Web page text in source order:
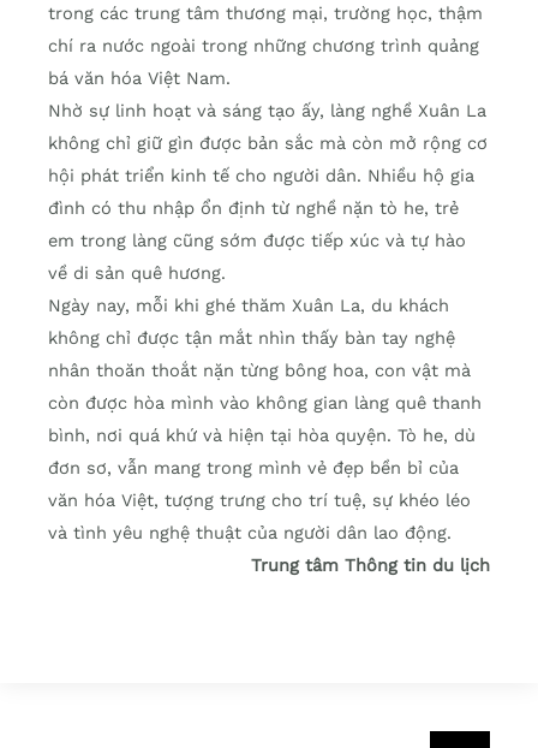
trong các trung tâm thương mại, trường học, thậm
chí ra nước ngoài trong những chương trình quảng
bá văn hóa Việt Nam.
Nhờ sự linh hoạt và sáng tạo ấy, làng nghề Xuân La
không chỉ giữ gìn được bản sắc mà còn mở rộng cơ
hội phát triển kinh tế cho người dân. Nhiều hộ gia
đình có thu nhập ổn định từ nghề nặn tò he, trẻ
em trong làng cũng sớm được tiếp xúc và tự hào
về di sản quê hương.
Ngày nay, mỗi khi ghé thăm Xuân La, du khách
không chỉ được tận mắt nhìn thấy bàn tay nghệ
nhân thoăn thoắt nặn từng bông hoa, con vật mà
còn được hòa mình vào không gian làng quê thanh
bình, nơi quá khứ và hiện tại hòa quyện. Tò he, dù
đơn sơ, vẫn mang trong mình vẻ đẹp bền bỉ của
văn hóa Việt, tượng trưng cho trí tuệ, sự khéo léo
và tình yêu nghệ thuật của người dân lao động.
Trung tâm Thông tin du lịch